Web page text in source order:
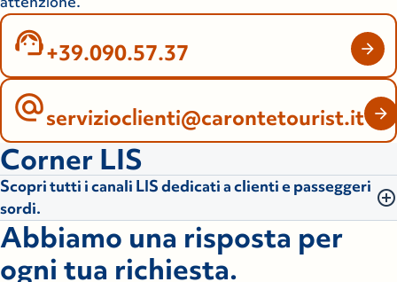
+39.090.57.37
servizioclienti@carontetourist.it
Corner LIS
Scopri tutti i canali LIS dedicati a clienti e passeggeri
sordi.
Per l’acquisto dei biglietti e per ogni informazione sulle
fasi di prenotazione, imbarco, viaggio e sbarco, il
Abbiamo una risposta per
ogni tua richiesta.